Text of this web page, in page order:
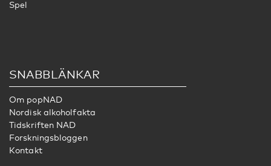
Spel
SNABBLÄNKAR
Om popNAD
Nordisk alkoholfakta
Tidskriften NAD
Forskningsbloggen
Kontakt